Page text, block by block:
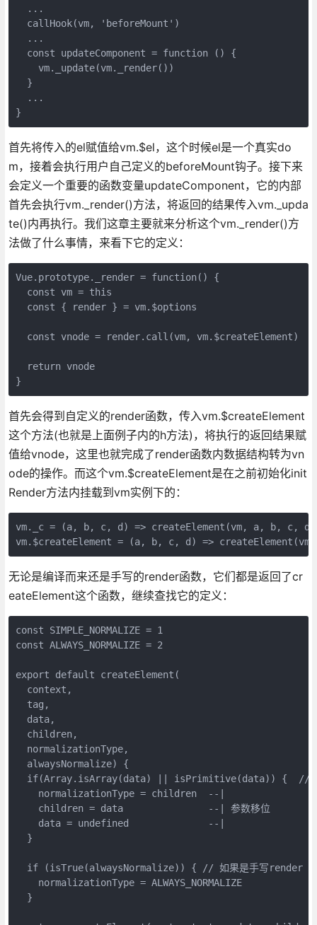
  ...
  callHook(vm, 'beforeMount')
  ...
  const updateComponent = function () {
    vm._update(vm._render())
  }
  ...
首先将传入的el赋值给vm.$el，这个时候el是一个真实do
m，接着会执行用户自己定义的beforeMount钩子。接下来
会定义一个重要的函数变量updateComponent，它的内部
首先会执行vm._render()方法，将返回的结果传入vm._upda
te()内再执行。我们这章主要就来分析这个vm._render()方
法做了什么事情，来看下它的定义：
Vue.prototype._render = function() {
  const vm = this
  const { render } = vm.$options
  const vnode = render.call(vm, vm.$createElement)
  return vnode
首先会得到自定义的render函数，传入vm.$createElement
这个方法(也就是上面例子内的h方法)，将执行的返回结果赋
值给vnode，这里也就完成了render函数内数据结构转为vn
ode的操作。而这个vm.$createElement是在之前初始化init
Render方法内挂载到vm实例下的：
vm._c = (a, b, c, d) => createElement(vm, a, b, c,
无论是编译而来还是手写的render函数，它们都是返回了cr
eateElement这个函数，继续查找它的定义：
const SIMPLE_NORMALIZE = 1
const ALWAYS_NORMALIZE = 2
export default createElement(
  context,
  tag,
  data,
  children,
  normalizationType,
  alwaysNormalize) {
if(Array.isArray(data) || isPrimitive(data)) {  //
    normalizationType = children  --|
    children = data               --| 参数移位
    data = undefined              --|
  }
  if (isTrue(alwaysNormalize)) { // 如果是手写render
    normalizationType = ALWAYS_NORMALIZE
  }